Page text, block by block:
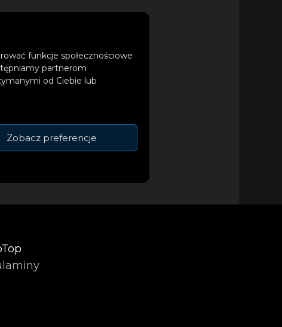
funkcje społecznościowe
partnerom
od Ciebie lub
Zobacz preferencje
Dwa Kroki